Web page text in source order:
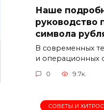
Наше
руководство
символа
В современных
и операционных
0 9.7к.
СОВЕТЫ И